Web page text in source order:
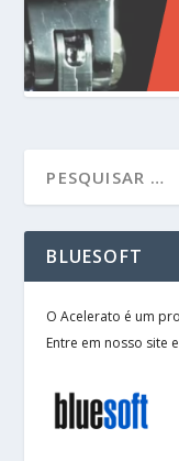
BLUESOFT
O Acelerato é um
Entre em nosso site